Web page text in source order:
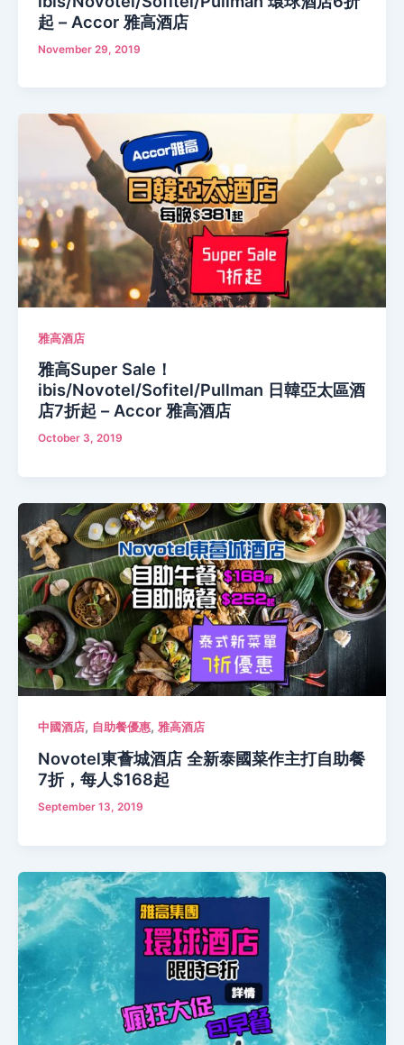
起 – Accor 雅高酒店
November 29, 2019
雅高酒店
雅高Super Sale！
ibis/Novotel/Sofitel/Pullman 日韓亞太區酒
店7折起 – Accor 雅高酒店
October 3, 2019
中國酒店, 自助餐優惠, 雅高酒店
Novotel東薈城酒店 全新泰國菜作主打自助餐
7折，每人$168起
September 13, 2019